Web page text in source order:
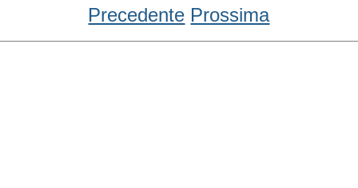
Precedente Prossima